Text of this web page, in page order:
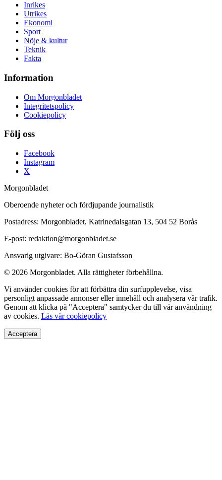
Inrikes
Utrikes
Ekonomi
Sport
Nöje & kultur
Teknik
Fakta
Information
Om Morgonbladet
Integritetspolicy
Cookiepolicy
Följ oss
Facebook
Instagram
X
Morgonbladet
Oberoende nyheter och fördjupande journalistik
Postadress: Morgonbladet, Katrinedalsgatan 13, 504 52 Borås
E-post: redaktion@morgonbladet.se
Ansvarig utgivare: Bo-Göran Gustafsson
© 2026 Morgonbladet. Alla rättigheter förbehållna.
Vi använder cookies för att förbättra din surfupplevelse, visa
personligt anpassade annonser eller innehåll och analysera vår trafik.
Genom att klicka på "Acceptera" samtycker du till vår användning
av cookies. Läs vår cookiepolicy
Acceptera